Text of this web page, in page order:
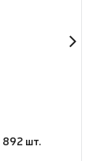
892 шт.